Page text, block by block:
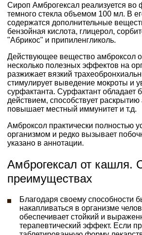
Сироп Амброгексал реализуется во
темного стекла объемом 100 мл. В
содержатся дополнительные
бензойная кислота, глицерол,
"Абрикос" и припиленгликоль.
Действующее вещество амброксол
несколько полезных эффектов на
разжижает вязкий
стимулирует выведение мокроты и
сурфактанта. Сурфактант обладает
действием, способствует раскрытию
повышает местный иммунитет и т.д.
Амброксол практически полностью
организмом и редко вызывает
указано в аннотации.
Амброгексал от кашля.
преимуществах
Благодаря своему способности
накапливаться в организме
обеспечивает стойкий и
терапевтический эффект. Если